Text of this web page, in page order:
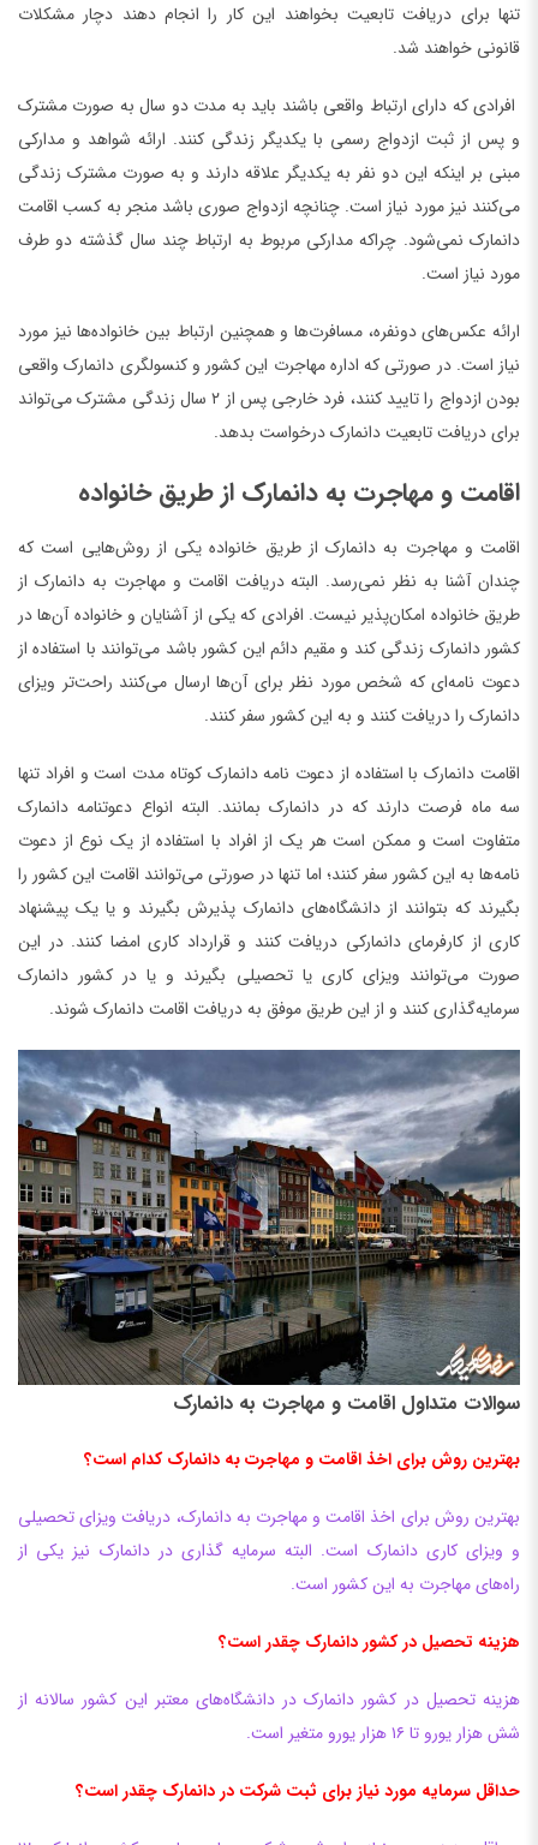
تنها برای دریافت تابعیت بخواهند این کار را انجام دهند دچار مشکلات
قانونی خواهند شد.
افرادی که دارای ارتباط واقعی باشند باید به مدت دو سال به صورت مشترک
و پس از ثبت ازدواج رسمی با یکدیگر زندگی کنند. ارائه شواهد و مدارکی
مبنی بر اینکه این دو نفر به یکدیگر علاقه دارند و به صورت مشترک زندگی
می‌کنند نیز مورد نیاز است. چنانچه ازدواج صوری باشد منجر به کسب اقامت
دانمارک نمی‌شود. چراکه مدارکی مربوط به ارتباط چند سال گذشته دو طرف
مورد نیاز است.
ارائه عکس‌های دونفره، مسافرت‌ها و همچنین ارتباط بین خانواده‌ها نیز مورد
نیاز است. در صورتی که اداره مهاجرت این کشور و کنسولگری دانمارک واقعی
بودن ازدواج را تایید کنند، فرد خارجی پس از ۲ سال زندگی مشترک می‌تواند
برای دریافت تابعیت دانمارک درخواست بدهد.
اقامت و مهاجرت به دانمارک از طریق خانواده
اقامت و مهاجرت به دانمارک از طریق خانواده یکی از روش‌هایی است که
چندان آشنا به نظر نمی‌رسد. البته دریافت اقامت و مهاجرت به دانمارک از
طریق خانواده امکان‌پذیر نیست. افرادی که یکی از آشنایان و خانواده آن‌ها در
کشور دانمارک زندگی کند و مقیم دائم این کشور باشد می‌توانند با استفاده از
دعوت نامه‌ای که شخص مورد نظر برای آن‌ها ارسال می‌کنند راحت‌تر ویزای
دانمارک را دریافت کنند و به این کشور سفر کنند.
اقامت دانمارک با استفاده از دعوت نامه دانمارک کوتاه مدت است و افراد تنها
سه ماه فرصت دارند که در دانمارک بمانند. البته انواع دعوتنامه دانمارک
متفاوت است و ممکن است هر یک از افراد با استفاده از یک نوع از دعوت
نامه‌ها به این کشور سفر کنند؛ اما تنها در صورتی می‌توانند اقامت این کشور را
بگیرند که بتوانند از دانشگاه‌های دانمارک پذیرش بگیرند و یا یک پیشنهاد
کاری از کارفرمای دانمارکی دریافت کنند و قرارداد کاری امضا کنند. در این
صورت می‌توانند ویزای کاری یا تحصیلی بگیرند و یا در کشور دانمارک
سرمایه‌گذاری کنند و از این طریق موفق به دریافت اقامت دانمارک شوند.
سوالات متداول اقامت و مهاجرت به دانمارک
بهترین روش برای اخذ اقامت و مهاجرت به دانمارک کدام است؟
بهترین روش برای اخذ اقامت و مهاجرت به دانمارک، دریافت ویزای تحصیلی
و ویزای کاری دانمارک است. البته سرمایه گذاری در دانمارک نیز یکی از
راه‌های مهاجرت به این کشور است.
هزینه تحصیل در کشور دانمارک چقدر است؟
هزینه تحصیل در کشور دانمارک در دانشگاه‌های معتبر این کشور سالانه از
شش هزار یورو تا ۱۶ هزار یورو متغیر است.
حداقل سرمایه مورد نیاز برای ثبت شرکت در دانمارک چقدر است؟